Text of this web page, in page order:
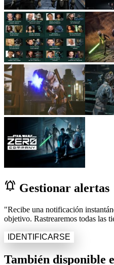
notifications_active Gestionar alertas
"Recibe una notificación
objetivo. Rastrearemos todas las
IDENTIFICARSE
También disponible